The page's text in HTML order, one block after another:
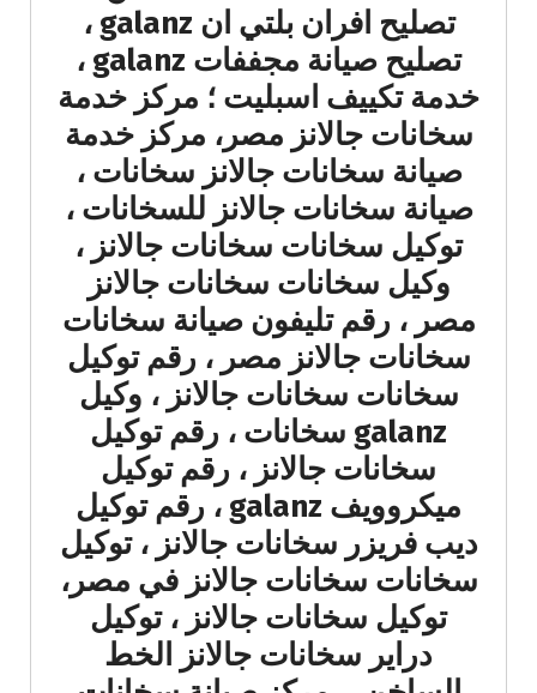
تصليح افران بلتي ان galanz ،
تصليح صيانة مجففات galanz ،
خدمة تكييف اسبليت ؛ مركز خدمة
سخانات جالانز مصر، مركز خدمة
صيانة سخانات جالانز سخانات ،
صيانة سخانات جالانز للسخانات ،
توكيل سخانات سخانات جالانز ،
وكيل سخانات سخانات جالانز
مصر ، رقم تليفون صيانة سخانات
سخانات جالانز مصر ، رقم توكيل
سخانات سخانات جالانز ، وكيل
galanz سخانات ، رقم توكيل
سخانات جالانز ، رقم توكيل
ميكروويف galanz ، رقم توكيل
ديب فريزر سخانات جالانز ، توكيل
سخانات سخانات جالانز في مصر،
توكيل سخانات جالانز ، توكيل
دراير سخانات جالانز الخط